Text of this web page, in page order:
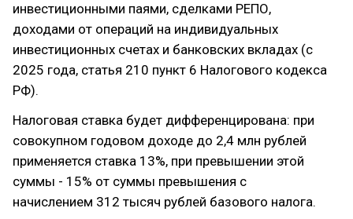
инвестиционными паями, сделками РЕПО,
доходами от операций на индивидуальных
инвестиционных счетах и банковских вкладах (с
2025 года, статья 210 пункт 6 Налогового кодекса
РФ).
Налоговая ставка будет дифференцирована: при
совокупном годовом доходе до 2,4 млн рублей
применяется ставка 13%, при превышении этой
суммы - 15% от суммы превышения с
начислением 312 тысяч рублей базового налога.